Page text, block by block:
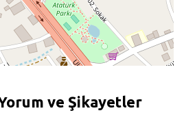
ve Şikayetler